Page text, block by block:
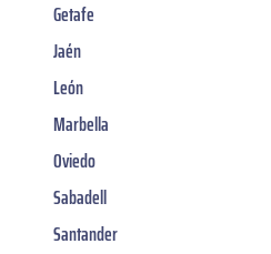
Getafe
Jaén
León
Marbella
Oviedo
Sabadell
Santander